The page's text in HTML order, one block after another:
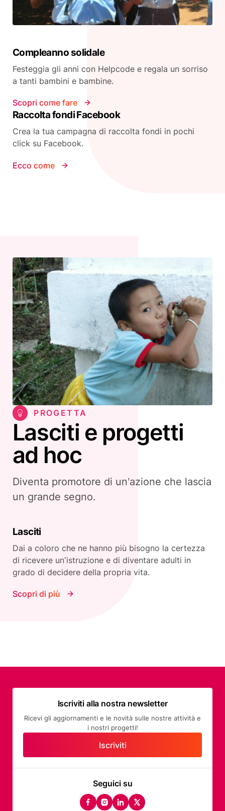
Compleanno solidale
Festeggia gli anni con Helpcode e regala un sorriso
a tanti bambini e bambine.
Scopri come fare
Raccolta fondi Facebook
Crea la tua campagna di raccolta fondi in pochi
click su Facebook.
Ecco come
PROGETTA
Lasciti e progetti
ad hoc
Diventa promotore di un’azione che lascia
un grande segno.
Lasciti
Dai a coloro che ne hanno più bisogno la certezza
di ricevere un’istruzione e di diventare adulti in
grado di decidere della propria vita.
Scopri di più
Seguici su
facebook
instagram
linkedin
twitter
Iscriviti alla nostra newsletter
Ricevi gli aggiornamenti e le novità sulle nostre attività e
i nostri progetti!
Iscriviti